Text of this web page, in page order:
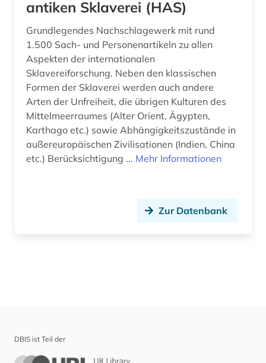
antiken Sklaverei (HAS)
Grundlegendes Nachschlagewerk mit rund
1.500 Sach- und Personenartikeln zu allen
Aspekten der internationalen
Sklavereiforschung. Neben den klassischen
Formen der Sklaverei werden auch andere
Arten der Unfreiheit, die übrigen Kulturen des
Mittelmeerraumes (Alter Orient, Ägypten,
Karthago etc.) sowie Abhängigkeitszustände in
außereuropäischen Zivilisationen (Indien, China
etc.) Berücksichtigung ... Mehr Informationen
Zur Datenbank
DBIS ist Teil der